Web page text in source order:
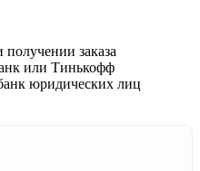
заказа
или Тинькофф
юридических лиц